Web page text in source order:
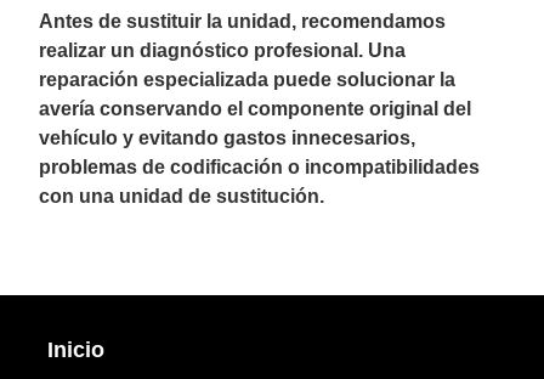
Antes de sustituir la unidad, recomendamos
realizar un diagnóstico profesional. Una
reparación especializada puede solucionar la
avería conservando el componente original del
vehículo y evitando gastos innecesarios,
problemas de codificación o incompatibilidades
con una unidad de sustitución.
Inicio